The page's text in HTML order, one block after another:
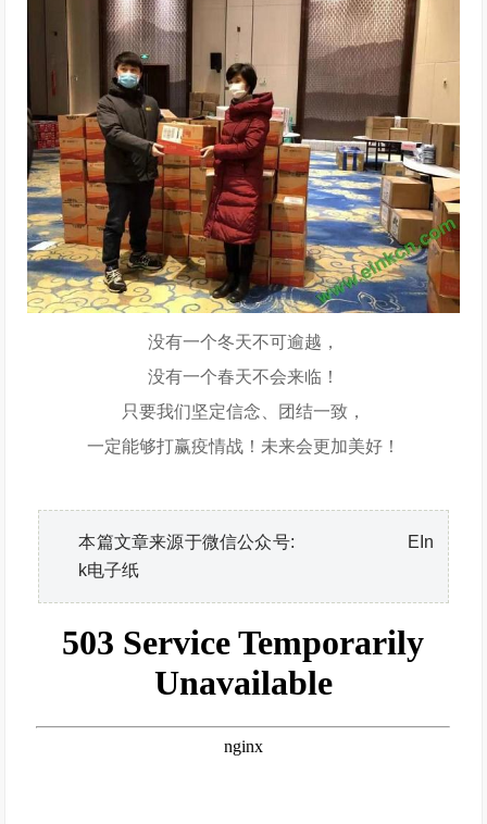
没有一个冬天不可逾越，
没有一个春天不会来临！
只要我们坚定信念、团结一致，
一定能够打赢疫情战！未来会更加美好！
本篇文章来源于微信公众号: EIn
k电子纸